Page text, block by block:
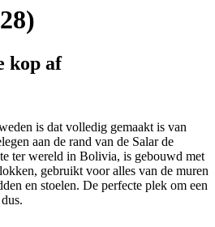
kop af
is dat volledig gemaakt is van
aan de rand van de Salar de
ter wereld in Bolivia, is gebouwd met
gebruikt voor alles van de muren
en stoelen. De perfecte plek om een